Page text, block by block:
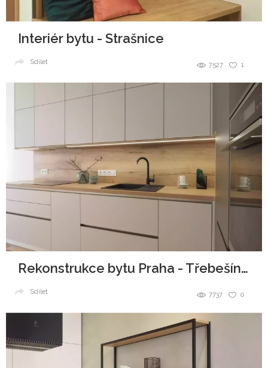
Interiér bytu - Strašnice
1
7527
Sdílet
Rekonstrukce bytu Praha - Třebešín II
0
7737
Sdílet